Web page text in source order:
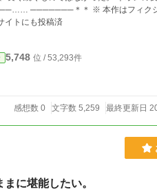
する人物・団
です。 2026.4 別サイトにも投稿済
5,748 位 / 53,293件
感想数 0 文字数 5,259 最終更新日
に堪能したい。